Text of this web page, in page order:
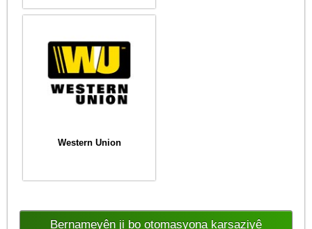
Western Union
Bernameyên ji bo otomasyona karsaziyê